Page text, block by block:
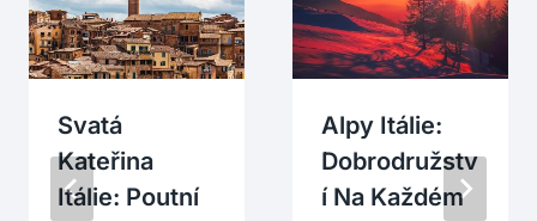
Svatá
Kateřina
Itálie: Poutní
Alpy Itálie:
Dobrodružstv
Í Na Každém